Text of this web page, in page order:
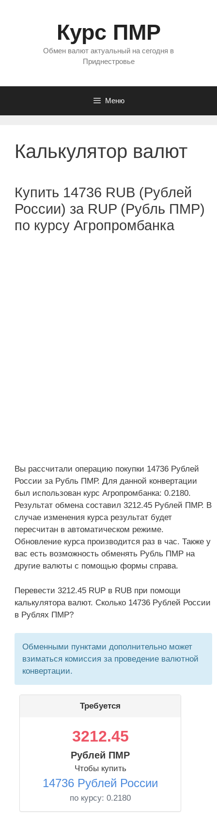
Курс ПМР
Обмен валют актуальный на сегодня в
Приднестровье
Меню
Калькулятор валют
Купить 14736 RUB (Рублей
России) за RUP (Рубль ПМР)
по курсу Агропромбанка
Вы рассчитали операцию покупки 14736 Рублей
России за Рубль ПМР. Для данной конвертации
был использован курс Агропромбанка: 0.2180.
Результат обмена составил 3212.45 Рублей ПМР. В
случае изменения курса результат будет
пересчитан в автоматическом режиме.
Обновление курса производится раз в час. Также у
вас есть возможность обменять Рубль ПМР на
другие валюты с помощью формы справа.
Перевести 3212.45 RUP в RUB при помощи
калькулятора валют. Сколько 14736 Рублей России
в Рублях ПМР?
Обменными пунктами дополнительно может
взиматься комиссия за проведение валютной
конвертации.
Требуется
3212.45
Рублей ПМР
Чтобы купить
14736 Рублей России
по курсу: 0.2180